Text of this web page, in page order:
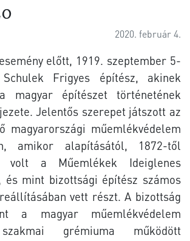
2020. február 4.
előtt, 1919. szeptember 5-
Frigyes építész, akinek
magyar építészet történetének
Jelentős szerepet játszott az
magyarországi műemlékvédelem
amikor alapításától, 1872-től
volt a Műemlékek Ideiglenes
és mint bizottsági építész számos
vett részt. A bizottság
a magyar műemlékvédelem
grémiuma működött